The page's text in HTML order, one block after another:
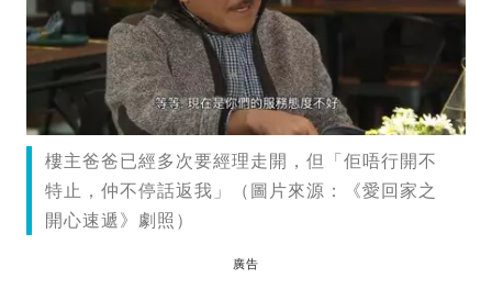
樓主爸爸已經多次要經理走開，但「佢唔行開不
特止，仲不停話返我」（圖片來源：《愛回家之
開心速遞》劇照）
廣告